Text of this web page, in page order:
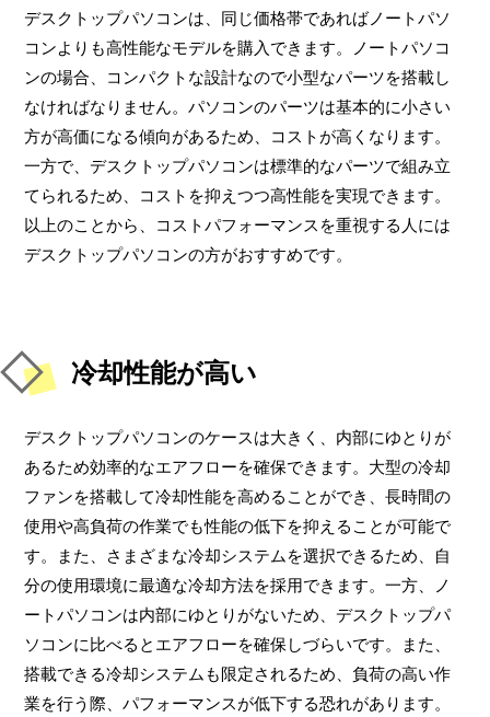
デスクトップパソコンは、同じ価格帯であればノートパソ
コンよりも高性能なモデルを購入できます。ノートパソコ
ンの場合、コンパクトな設計なので小型なパーツを搭載し
なければなりません。パソコンのパーツは基本的に小さい
方が高価になる傾向があるため、コストが高くなります。
一方で、デスクトップパソコンは標準的なパーツで組み立
てられるため、コストを抑えつつ高性能を実現できます。
以上のことから、コストパフォーマンスを重視する人には
デスクトップパソコンの方がおすすめです。
冷却性能が高い
デスクトップパソコンのケースは大きく、内部にゆとりが
あるため効率的なエアフローを確保できます。大型の冷却
ファンを搭載して冷却性能を高めることができ、長時間の
使用や高負荷の作業でも性能の低下を抑えることが可能で
す。また、さまざまな冷却システムを選択できるため、自
分の使用環境に最適な冷却方法を採用できます。一方、ノ
ートパソコンは内部にゆとりがないため、デスクトップパ
ソコンに比べるとエアフローを確保しづらいです。また、
搭載できる冷却システムも限定されるため、負荷の高い作
業を行う際、パフォーマンスが低下する恐れがあります。